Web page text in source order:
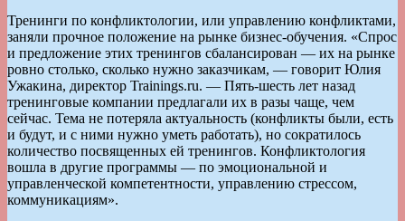
Тренинги по конфликтологии, или управлению конфликтами,
заняли прочное положение на рынке бизнес-обучения. «Спрос
и предложение этих тренингов сбалансирован — их на рынке
ровно столько, сколько нужно заказчикам, — говорит Юлия
Ужакина, директор Trainings.ru. — Пять-шесть лет назад
тренинговые компании предлагали их в разы чаще, чем
сейчас. Тема не потеряла актуальность (конфликты были, есть
и будут, и с ними нужно уметь работать), но сократилось
количество посвященных ей тренингов. Конфликтология
вошла в другие программы — по эмоциональной и
управленческой компетентности, управлению стрессом,
коммуникациям».